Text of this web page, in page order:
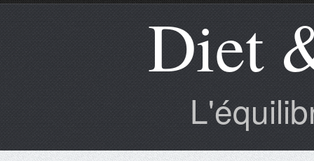
Partenaires Diet